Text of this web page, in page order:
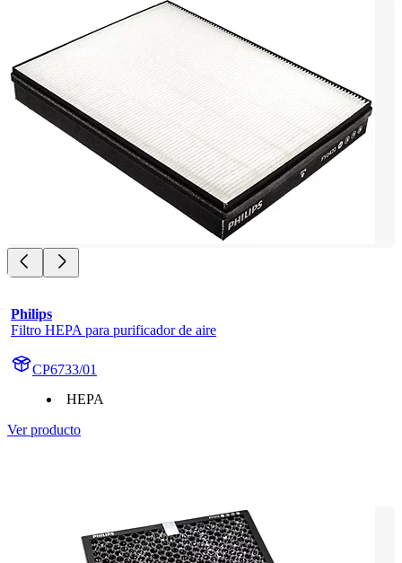
Philips
Filtro HEPA para purificador de aire
CP6733/01
HEPA
Ver producto